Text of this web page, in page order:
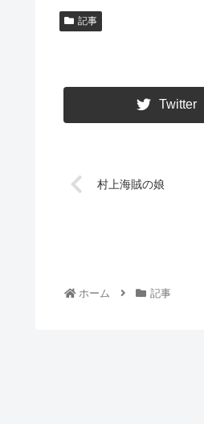
記事
Twitter
村上海賊の娘
ホーム 記事